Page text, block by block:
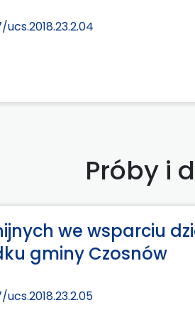
Próby i
we wsparciu
gminy Czosnów